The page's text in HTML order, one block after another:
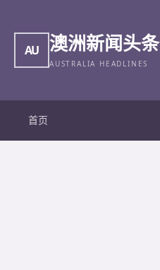
AU 澳洲新闻头条
AUSTRALIA HEADLINES
首页